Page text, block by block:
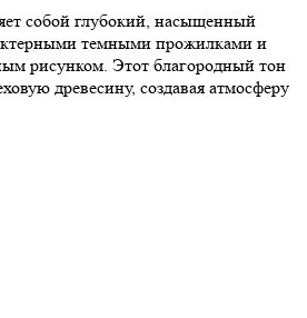
собой глубокий, насыщенный
темными прожилками и
рисунком. Этот благородный тон
древесину, создавая атмосферу